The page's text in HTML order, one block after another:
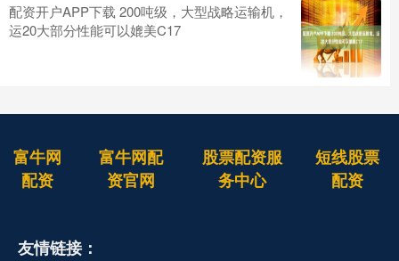
配资开户APP下载 200吨级，大型战略运输机，
运20大部分性能可以媲美C17
富牛网
配资
富牛网配
资官网
股票配资服
务中心
短线股票
配资
友情链接：